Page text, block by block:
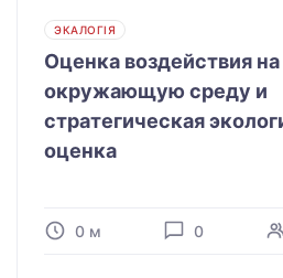
ЭКАЛОГІЯ
Оценка воздействия на
окружающую среду и
стратегическая
оценка
0 м 0